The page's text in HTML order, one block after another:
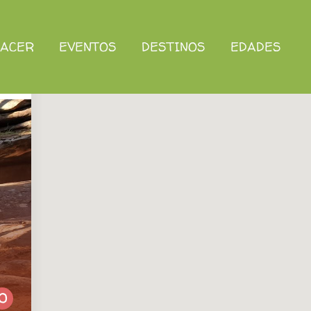
EVENTOS DESTINOS EDADES